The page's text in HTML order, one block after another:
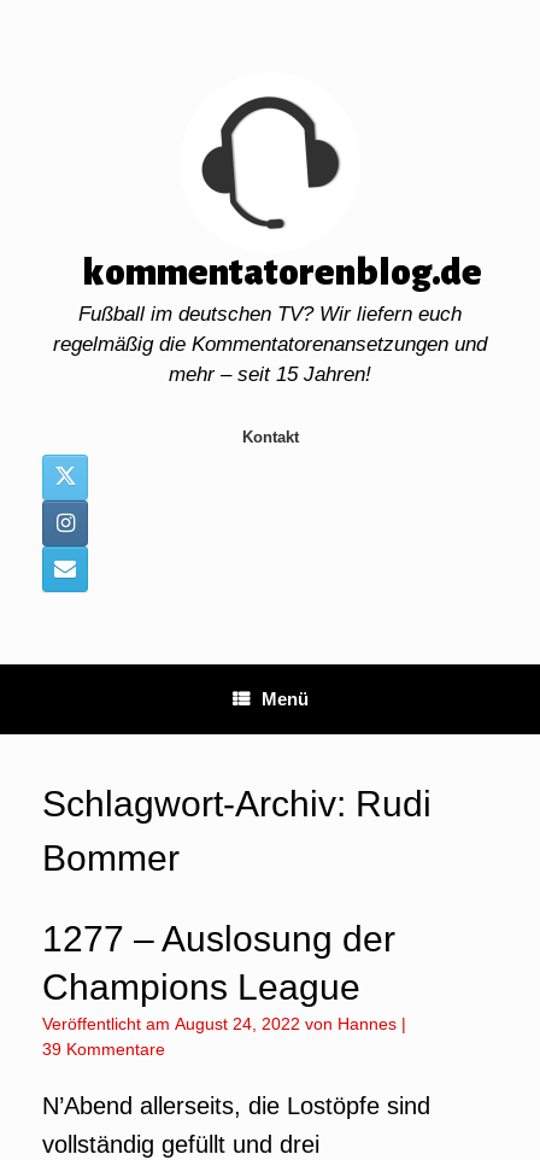
kommentatorenblog.de
Fußball im deutschen TV? Wir liefern euch
regelmäßig die Kommentatorenansetzungen und
mehr – seit 15 Jahren!
Kontakt
Menü
Schlagwort-Archiv: Rudi
Bommer
1277 – Auslosung der
Champions League
Veröffentlicht am August 24, 2022 von Hannes |
39 Kommentare
N’Abend allerseits, die Lostöpfe sind
vollständig gefüllt und drei